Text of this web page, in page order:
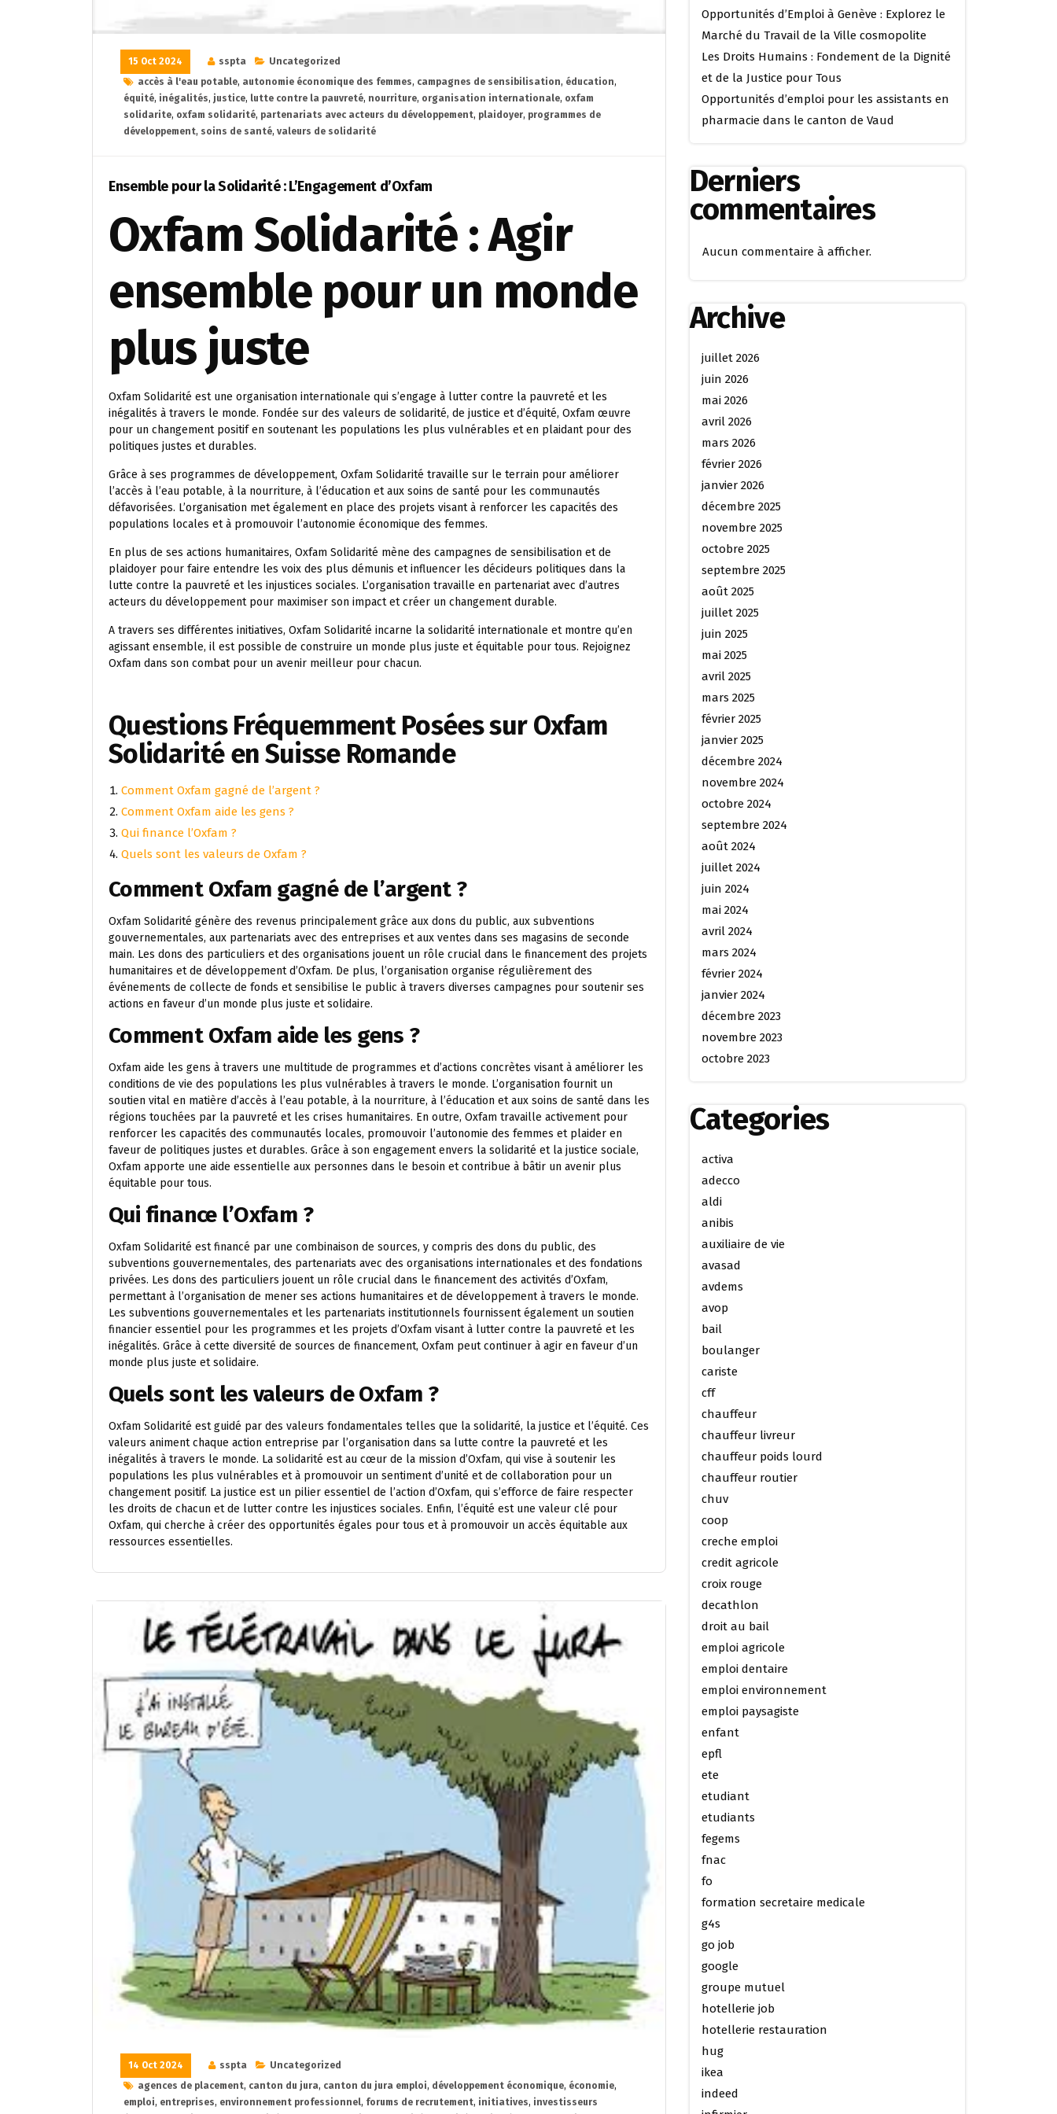
15 Oct 2024 sspta
Uncategorized
accès à l'eau potable, autonomie économique des femmes, campagnes de sensibilisation, éducation,
équité, inégalités, justice, lutte contre la pauvreté, nourriture, organisation internationale, oxfam
solidarite, oxfam solidarité, partenariats avec acteurs du développement, plaidoyer, programmes de
développement, soins de santé, valeurs de solidarité
Ensemble pour la Solidarité : L’Engagement d’Oxfam
Oxfam Solidarité : Agir
ensemble pour un monde
plus juste
Oxfam Solidarité est une organisation internationale qui s’engage à lutter contre la pauvreté et les
inégalités à travers le monde. Fondée sur des valeurs de solidarité, de justice et d’équité, Oxfam œuvre
pour un changement positif en soutenant les populations les plus vulnérables et en plaidant pour des
politiques justes et durables.
Grâce à ses programmes de développement, Oxfam Solidarité travaille sur le terrain pour améliorer
l’accès à l’eau potable, à la nourriture, à l’éducation et aux soins de santé pour les communautés
défavorisées. L’organisation met également en place des projets visant à renforcer les capacités des
populations locales et à promouvoir l’autonomie économique des femmes.
En plus de ses actions humanitaires, Oxfam Solidarité mène des campagnes de sensibilisation et de
plaidoyer pour faire entendre les voix des plus démunis et influencer les décideurs politiques dans la
lutte contre la pauvreté et les injustices sociales. L’organisation travaille en partenariat avec d’autres
acteurs du développement pour maximiser son impact et créer un changement durable.
A travers ses différentes initiatives, Oxfam Solidarité incarne la solidarité internationale et montre qu’en
agissant ensemble, il est possible de construire un monde plus juste et équitable pour tous. Rejoignez
Oxfam dans son combat pour un avenir meilleur pour chacun.
Questions Fréquemment Posées sur Oxfam
Solidarité en Suisse Romande
Comment Oxfam gagné de l’argent ?
Comment Oxfam aide les gens ?
Qui finance l’Oxfam ?
Quels sont les valeurs de Oxfam ?
Comment Oxfam gagné de l’argent ?
Oxfam Solidarité génère des revenus principalement grâce aux dons du public, aux subventions
gouvernementales, aux partenariats avec des entreprises et aux ventes dans ses magasins de seconde
main. Les dons des particuliers et des organisations jouent un rôle crucial dans le financement des projets
humanitaires et de développement d’Oxfam. De plus, l’organisation organise régulièrement des
événements de collecte de fonds et sensibilise le public à travers diverses campagnes pour soutenir ses
actions en faveur d’un monde plus juste et solidaire.
Comment Oxfam aide les gens ?
Oxfam aide les gens à travers une multitude de programmes et d’actions concrètes visant à améliorer les
conditions de vie des populations les plus vulnérables à travers le monde. L’organisation fournit un
soutien vital en matière d’accès à l’eau potable, à la nourriture, à l’éducation et aux soins de santé dans les
régions touchées par la pauvreté et les crises humanitaires. En outre, Oxfam travaille activement pour
renforcer les capacités des communautés locales, promouvoir l’autonomie des femmes et plaider en
faveur de politiques justes et durables. Grâce à son engagement envers la solidarité et la justice sociale,
Oxfam apporte une aide essentielle aux personnes dans le besoin et contribue à bâtir un avenir plus
équitable pour tous.
Qui finance l’Oxfam ?
Oxfam Solidarité est financé par une combinaison de sources, y compris des dons du public, des
subventions gouvernementales, des partenariats avec des organisations internationales et des fondations
privées. Les dons des particuliers jouent un rôle crucial dans le financement des activités d’Oxfam,
permettant à l’organisation de mener ses actions humanitaires et de développement à travers le monde.
Les subventions gouvernementales et les partenariats institutionnels fournissent également un soutien
financier essentiel pour les programmes et les projets d’Oxfam visant à lutter contre la pauvreté et les
inégalités. Grâce à cette diversité de sources de financement, Oxfam peut continuer à agir en faveur d’un
monde plus juste et solidaire.
Quels sont les valeurs de Oxfam ?
Oxfam Solidarité est guidé par des valeurs fondamentales telles que la solidarité, la justice et l’équité. Ces
valeurs animent chaque action entreprise par l’organisation dans sa lutte contre la pauvreté et les
inégalités à travers le monde. La solidarité est au cœur de la mission d’Oxfam, qui vise à soutenir les
populations les plus vulnérables et à promouvoir un sentiment d’unité et de collaboration pour un
changement positif. La justice est un pilier essentiel de l’action d’Oxfam, qui s’efforce de faire respecter
les droits de chacun et de lutter contre les injustices sociales. Enfin, l’équité est une valeur clé pour
Oxfam, qui cherche à créer des opportunités égales pour tous et à promouvoir un accès équitable aux
ressources essentielles.
14 Oct 2024 sspta
Uncategorized
agences de placement, canton du jura, canton du jura emploi, développement économique, économie,
emploi, entreprises, environnement professionnel, forums de recrutement, initiatives, investisseurs
Opportunités d’Emploi à Genève : Explorez le
Marché du Travail de la Ville cosmopolite
Les Droits Humains : Fondement de la Dignité
et de la Justice pour Tous
Opportunités d’emploi pour les assistants en
pharmacie dans le canton de Vaud
Derniers
commentaires
Aucun commentaire à afficher.
Archive
juillet 2026
juin 2026
mai 2026
avril 2026
mars 2026
février 2026
janvier 2026
décembre 2025
novembre 2025
octobre 2025
septembre 2025
août 2025
juillet 2025
juin 2025
mai 2025
avril 2025
mars 2025
février 2025
janvier 2025
décembre 2024
novembre 2024
octobre 2024
septembre 2024
août 2024
juillet 2024
juin 2024
mai 2024
avril 2024
mars 2024
février 2024
janvier 2024
décembre 2023
novembre 2023
octobre 2023
Categories
activa
adecco
aldi
anibis
auxiliaire de vie
avasad
avdems
avop
bail
boulanger
cariste
cff
chauffeur
chauffeur livreur
chauffeur poids lourd
chauffeur routier
chuv
coop
creche emploi
credit agricole
croix rouge
decathlon
droit au bail
emploi agricole
emploi dentaire
emploi environnement
emploi paysagiste
enfant
epfl
ete
etudiant
etudiants
fegems
fnac
fo
formation secretaire medicale
g4s
go job
google
groupe mutuel
hotellerie job
hotellerie restauration
hug
ikea
indeed